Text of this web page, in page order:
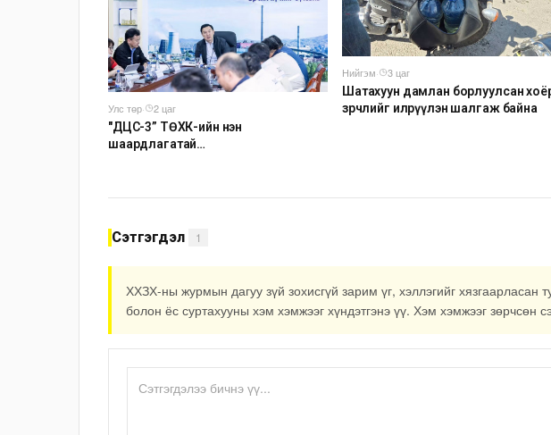
Улс төр·
2 цаг
"ДЦС-3” ТӨХК-ийн нэн
шаардлагатай
болов
Нийгэм·
3 цаг
Шатахуун дамлан борлуулсан
зөрчлийг илрүүлэн шалгаж байна
Сэтгэгдэл 1
ХХЗХ-ны журмын дагуу зүй зохисгүй зарим үг, хэллэгийг хязгаарласан
болон ёс суртахууны хэм хэмжээг хүндэтгэнэ үү. Хэм хэмжээг зөрчсөн